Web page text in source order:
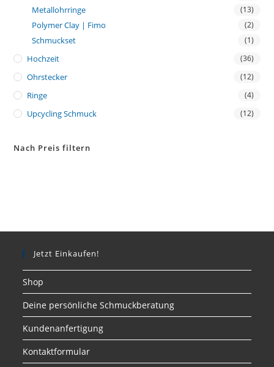
Metallohrringe (13)
Polymer Clay | Fimo (2)
Schmuckset (1)
Hochzeit (36)
Ohrstecker (12)
Ringe (4)
Upcycling Schmuck (12)
Nach Preis filtern
Jetzt Einkaufen!
Shop
Deine persönliche Schmuckberatung
Kundenanfertigung
Kontaktformular